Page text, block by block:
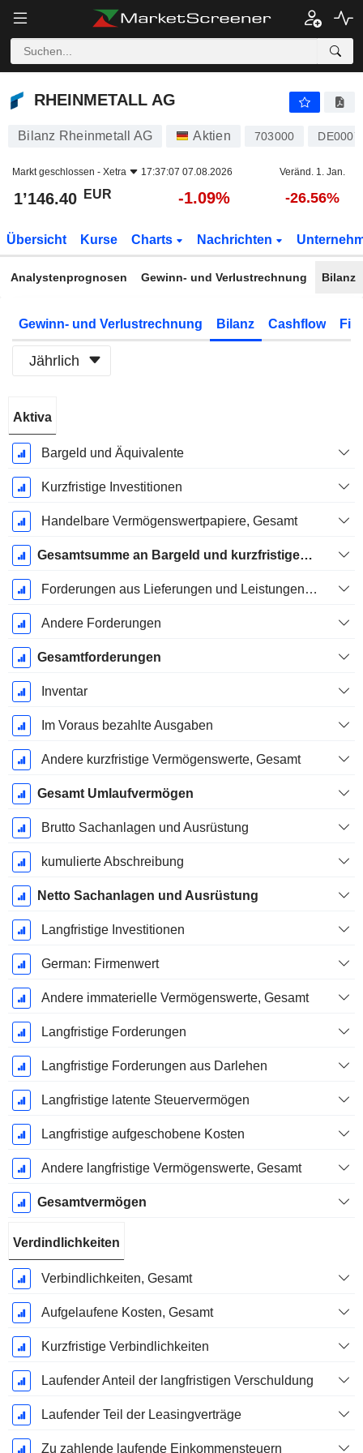
RHEINMETALL AG
RHEINMETALL AG
Bilanz Rheinmetall AG Aktien 703000
Markt geschlossen - Xetra 17:37:07 07.08.2026 Veränd. 1. Jan.
1’146.40 EUR -1.09% -26.56%
Übersicht Kurse Charts Nachrichten
Analystenprognosen Gewinn- und Verlustrechnung Bilanz
Gewinn- und Verlustrechnung Bilanz Cashflow
Jährlich
Geschäftsjahres:
Dezember
Aktiva
Bargeld und Äquivalente
Kurzfristige Investitionen
Handelbare Vermögenswertpapiere, Gesamt
Gesamtsumme an Bargeld und kurzfristigen Investitionen
Forderungen aus Lieferungen und Leistungen, Gesamt
Andere Forderungen
Gesamtforderungen
Inventar
Im Voraus bezahlte Ausgaben
Andere kurzfristige Vermögenswerte, Gesamt
Gesamt Umlaufvermögen
Brutto Sachanlagen und Ausrüstung
kumulierte Abschreibung
Netto Sachanlagen und Ausrüstung
Langfristige Investitionen
German: Firmenwert
Andere immaterielle Vermögenswerte, Gesamt
Langfristige Forderungen
Langfristige Forderungen aus Darlehen
Langfristige latente Steuervermögen
Langfristige aufgeschobene Kosten
Andere langfristige Vermögenswerte, Gesamt
Gesamtvermögen
Verdindlichkeiten
Verbindlichkeiten, Gesamt
Aufgelaufene Kosten, Gesamt
Kurzfristige Verbindlichkeiten
Laufender Anteil der langfristigen Verschuldung
Laufender Teil der Leasingverträge
Zu zahlende laufende Einkommensteuern